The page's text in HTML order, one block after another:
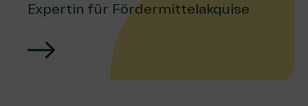
Expertin für Fördermittelakquise